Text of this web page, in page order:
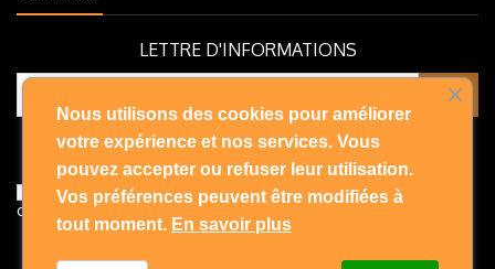
LETTRE D'INFORMATIONS
Vous pouvez vous désinscrire à tout moment. Vous trouverez pour
cela nos informations de contact dans les conditions d'utilisation du
site.
J'accepte les conditions générales et la politique de
confidentialité
Nous utilisons des cookies pour améliorer
votre expérience et nos services. Vous
pouvez accepter ou refuser leur utilisation.
Vos préférences peuvent être modifiées à
tout moment. En savoir plus